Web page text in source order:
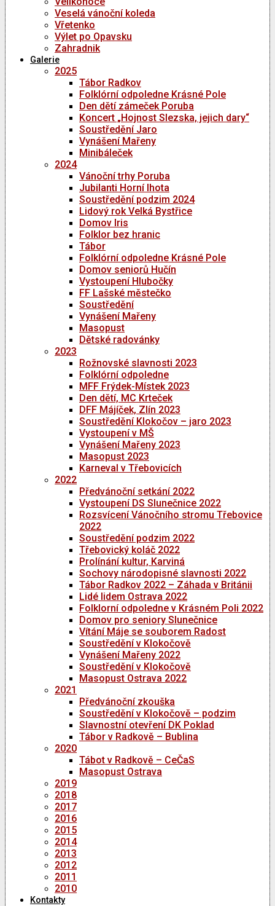
Veselá vánoční koleda
Vřetenko
Výlet po Opavsku
Zahradnik
Galerie
2025
Tábor Radkov
Folklórní odpoledne Krásné Pole
Den dětí zámeček Poruba
Koncert „Hojnost Slezska, jejich dary“
Soustředění Jaro
Vynášení Mařeny
Minibáleček
2024
Vánoční trhy Poruba
Jubilanti Horní lhota
Soustředění podzim 2024
Lidový rok Velká Bystřice
Domov Iris
Folklor bez hranic
Tábor
Folklórní odpoledne Krásné Pole
Domov seniorů Hučín
Vystoupení Hlubočky
FF Lašské městečko
Soustředění
Vynášení Mařeny
Masopust
Dětské radovánky
2023
Rožnovské slavnosti 2023
Folklórní odpoledne
MFF Frýdek-Místek 2023
Den dětí, MC Krteček
DFF Májíček, Zlín 2023
Soustředění Klokočov – jaro 2023
Vystoupení v MŠ
Vynášení Mařeny 2023
Masopust 2023
Karneval v Třebovicích
2022
Předvánoční setkání 2022
Vystoupení DS Slunečnice 2022
Rozsvícení Vánočního stromu Třebovice
2022
Soustředění podzim 2022
Třebovický koláč 2022
Prolínání kultur, Karviná
Sochovy národopisné slavnosti 2022
Tábor Radkov 2022 – Záhada v Británii
Lidé lidem Ostrava 2022
Folklorní odpoledne v Krásném Poli 2022
Domov pro seniory Slunečnice
Vítání Máje se souborem Radost
Soustředění v Klokočově
Vynášení Mařeny 2022
Soustředění v Klokočově
Masopust Ostrava 2022
2021
Předvánoční zkouška
Soustředění v Klokočově – podzim
Slavnostní otevření DK Poklad
Tábor v Radkově – Bublina
2020
Tábot v Radkově – CeČaS
Masopust Ostrava
2019
2018
2017
2016
2015
2014
2013
2012
2011
2010
Kontakty